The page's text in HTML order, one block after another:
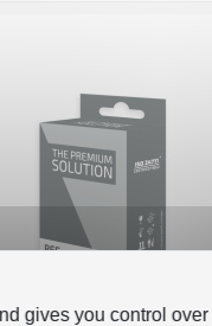
gives you control